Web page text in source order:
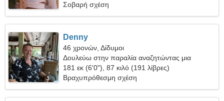
Σοβαρή σχέση
Denny
46 χρονών, Δίδυμοι
Δουλεύω στην παραλία αναζητώντας μια
χαριτωμένη γυναίκα
181 εκ (6'0"), 87 κιλό (191 λίβρες)
Βραχυπρόθεσμη σχέση